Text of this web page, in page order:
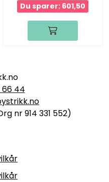
Du sparer: 601,50
66 44
nr 914 331 552)